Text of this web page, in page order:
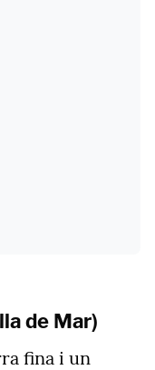
de Mar)
fina i un